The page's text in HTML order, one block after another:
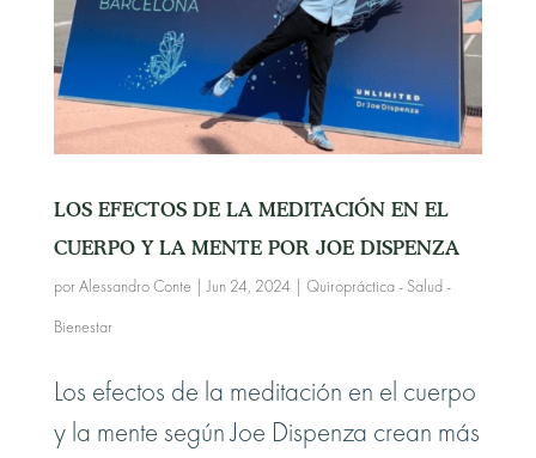
LOS EFECTOS DE LA MEDITACIÓN EN EL
CUERPO Y LA MENTE POR JOE DISPENZA
por Alessandro Conte |Jun 24, 2024 Quiropráctica - Salud -
Bienestar
Los efectos de la meditación en el cuerpo
y la mente según Joe Dispenza crean más